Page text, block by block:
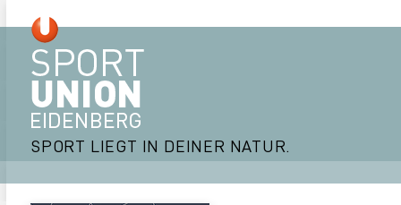
SPORT LIEGT IN DEINER NATUR.